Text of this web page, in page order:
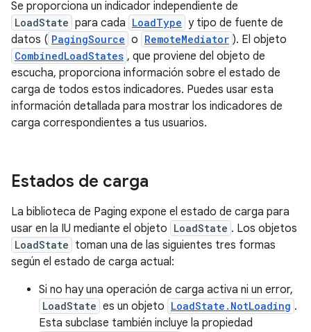
Se proporciona un indicador independiente de
LoadState para cada LoadType y tipo de fuente de
datos ( PagingSource o RemoteMediator ). El objeto
CombinedLoadStates , que proviene del objeto de
escucha, proporciona información sobre el estado de
carga de todos estos indicadores. Puedes usar esta
información detallada para mostrar los indicadores de
carga correspondientes a tus usuarios.
Estados de carga
La biblioteca de Paging expone el estado de carga para
usar en la IU mediante el objeto LoadState . Los objetos
LoadState toman una de las siguientes tres formas
según el estado de carga actual:
Si no hay una operación de carga activa ni un error,
LoadState es un objeto LoadState.NotLoading .
Esta subclase también incluye la propiedad